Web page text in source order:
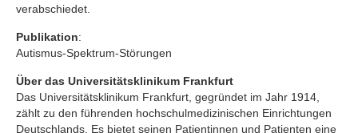
verabschiedet.
Publikation:
Autismus-Spektrum-Störungen
Über das Universitätsklinikum Frankfurt
Das Universitätsklinikum Frankfurt, gegründet im Jahr 1914,
zählt zu den führenden hochschulmedizinischen Einrichtungen
Deutschlands. Es bietet seinen Patientinnen und Patienten eine